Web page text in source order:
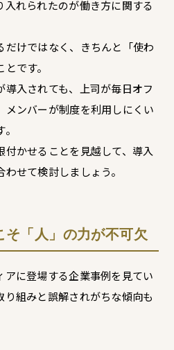
入れられたのが働き方に関する
だけではなく、きちんと「使わ
です。
入されても、上司が毎日オフ
メンバーが制度を利用しにくい
かせることを見越して、導入
せて検討しましょう。
そ「人」の力が不可欠
アに登場する企業事例を見てい
組みと誤解されがちな傾向も